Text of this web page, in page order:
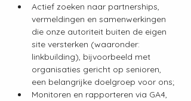
Actief zoeken naar partnerships,
vermeldingen en samenwerkingen
die onze autoriteit buiten de eigen
site versterken (waaronder:
linkbuilding), bijvoorbeeld met
organisaties gericht op senioren,
een belangrijke doelgroep voor ons;
Monitoren en rapporteren via GA4,